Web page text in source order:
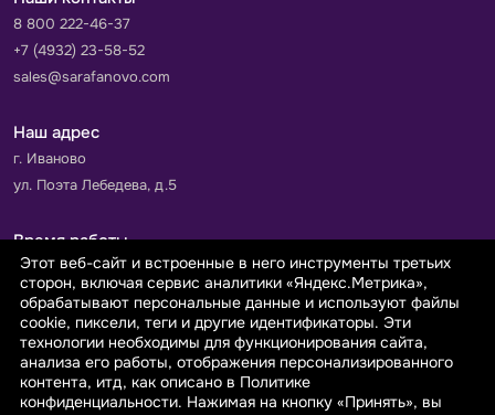
8 800 222-46-37
+7 (4932) 23-58-52
sales@sarafanovo.com
Наш адрес
г. Иваново
ул. Поэта Лебедева, д.5
Время работы
Пн-Пт с 9.00 до 18.00
Сб-Вс: выходной
Принимаем к оплате
Этот веб-сайт и встроенные в него инструменты третьих
сторон, включая сервис аналитики «Яндекс.Метрика»,
обрабатывают персональные данные и используют файлы
cookie, пиксели, теги и другие идентификаторы. Эти
технологии необходимы для функционирования сайта,
анализа его работы, отображения персонализированного
контента, итд, как описано в Политике
конфиденциальности. Нажимая на кнопку «Принять», вы